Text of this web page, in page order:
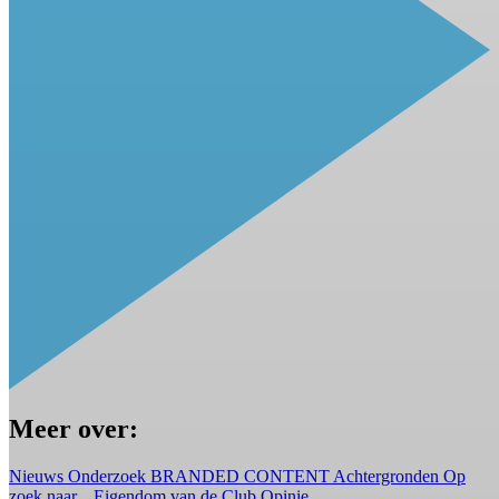
Meer over:
Nieuws Onderzoek BRANDED CONTENT Achtergronden Op